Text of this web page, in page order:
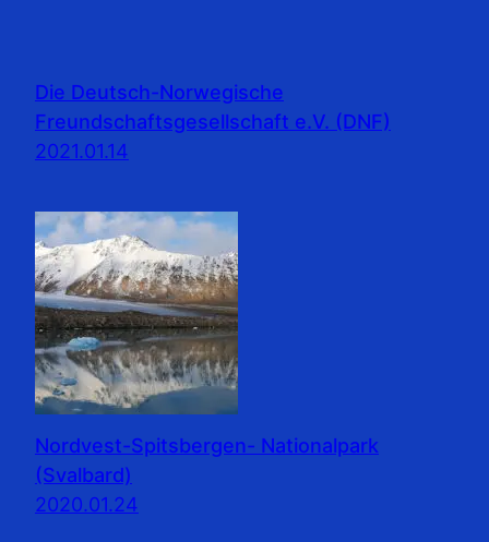
Die Deutsch-Norwegische
Freundschaftsgesellschaft e.V. (DNF)
2021.01.14
Nordvest-Spitsbergen- Nationalpark
(Svalbard)
2020.01.24